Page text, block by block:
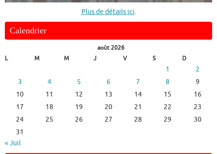
Plus de détails ici.
Calendrier
août 2026
L
M M J V S D
1
2
3
4 5 6 7 8
9
10
11 12 13 14 15
16
17
18 19 20 21 22
23
24
25 26 27 28 29
30
31
« Juil